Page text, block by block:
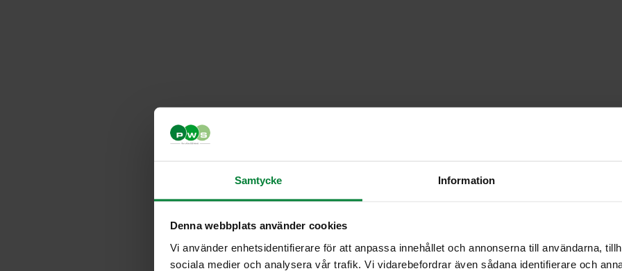
Samtycke Information
Denna webbplats använder cookies
Vi använder enhetsidentifierare för att anpassa innehållet och annonserna till användarna,
sociala medier och analysera vår trafik. Vi vidarebefordrar även sådana identifierare och